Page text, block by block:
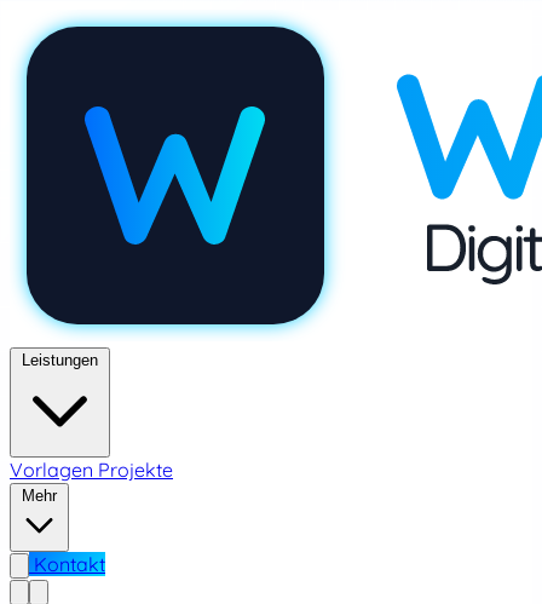
Vorlagen Projekte
Mehr
Kontakt